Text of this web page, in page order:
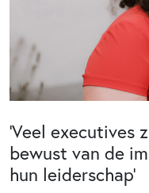
‘Veel executives
bewust van de
hun leiderschap’